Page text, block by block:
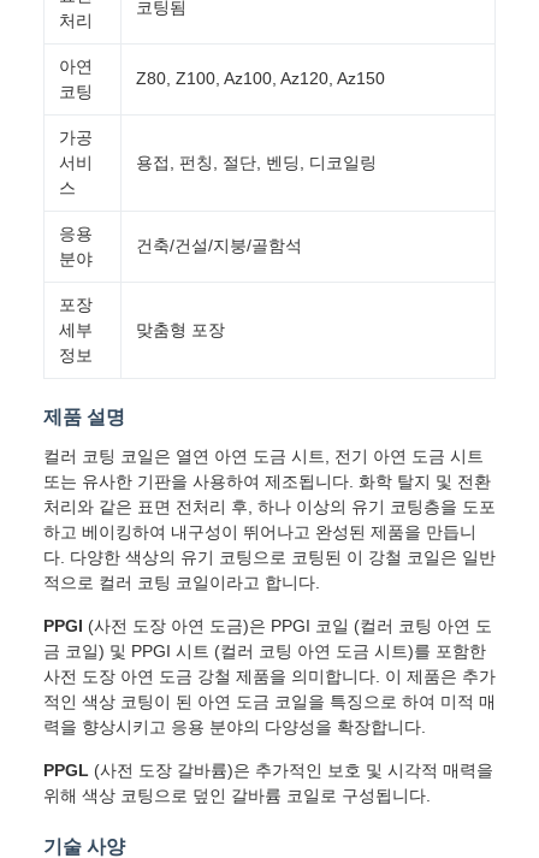
처리
코팅됨
아연
코팅
Z80, Z100, Az100, Az120, Az150
가공
서비
스
용접, 펀칭, 절단, 벤딩, 디코일링
응용
분야
건축/건설/지붕/골함석
포장
세부
정보
맞춤형 포장
제품 설명
컬러 코팅 코일은 열연 아연 도금 시트, 전기 아연 도금 시트
또는 유사한 기판을 사용하여 제조됩니다. 화학 탈지 및 전환
처리와 같은 표면 전처리 후, 하나 이상의 유기 코팅층을 도포
하고 베이킹하여 내구성이 뛰어나고 완성된 제품을 만듭니
다. 다양한 색상의 유기 코팅으로 코팅된 이 강철 코일은 일반
적으로 컬러 코팅 코일이라고 합니다.
PPGI (사전 도장 아연 도금)은 PPGI 코일 (컬러 코팅 아연 도
금 코일) 및 PPGI 시트 (컬러 코팅 아연 도금 시트)를 포함한
사전 도장 아연 도금 강철 제품을 의미합니다. 이 제품은 추가
적인 색상 코팅이 된 아연 도금 코일을 특징으로 하여 미적 매
력을 향상시키고 응용 분야의 다양성을 확장합니다.
PPGL (사전 도장 갈바륨)은 추가적인 보호 및 시각적 매력을
위해 색상 코팅으로 덮인 갈바륨 코일로 구성됩니다.
기술 사양